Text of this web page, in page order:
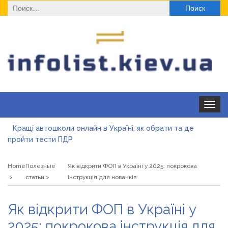
Найти:
Toggle
Кращі автошколи онлайн в Україні: як обрати та де
пройти тести ПДР
согреться
«Правильне електроживлення» — лідер серед компаній з
HomeПолезные
статьи
Як відкрити ФОП в Україні у 2025: покрокова
інструкція для новачків
Як відкрити ФОП в Україні у